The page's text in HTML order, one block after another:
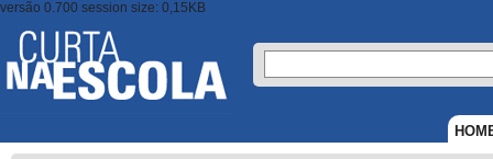
versão 0.700 session size: 0,15KB